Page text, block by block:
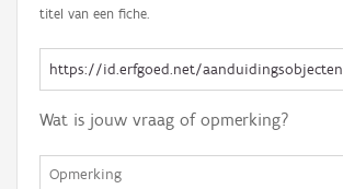
titel van een fiche.
Wat is jouw vraag of opmerking?